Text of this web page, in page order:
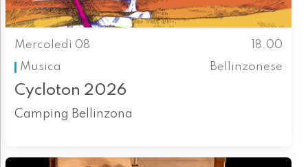
Mercoledì 08
18.00
Musica
Bellinzonese
Cycloton 2026
Camping Bellinzona